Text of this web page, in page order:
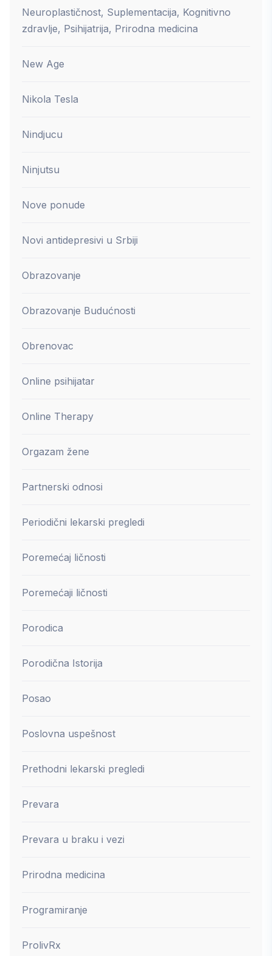
Neuroplastičnost, Suplementacija, Kognitivno
zdravlje, Psihijatrija, Prirodna medicina
New Age
Nikola Tesla
Nindjucu
Ninjutsu
Nove ponude
Novi antidepresivi u Srbiji
Obrazovanje
Obrazovanje Budućnosti
Obrenovac
Online psihijatar
Online Therapy
Orgazam žene
Partnerski odnosi
Periodični lekarski pregledi
Poremećaj ličnosti
Poremećaji ličnosti
Porodica
Porodična Istorija
Posao
Poslovna uspešnost
Prethodni lekarski pregledi
Prevara
Prevara u braku i vezi
Prirodna medicina
Programiranje
ProlivRx